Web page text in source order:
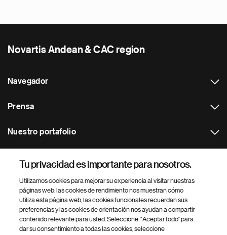
Novartis Andean & CAC region
Navegador
Prensa
Nuestro portafolio
Footer Site Search
Tu privacidad es importante para nosotros.
Utilizamos cookies para mejorar su experiencia al visitar nuestras
páginas web: las cookies de rendimiento nos muestran cómo
utiliza esta página web, las cookies funcionales recuerdan sus
preferencias y las cookies de orientación nos ayudan a compartir
contenido relevante para usted. Seleccione: "Aceptar todo" para
dar su consentimiento a todas las cookies, seleccione